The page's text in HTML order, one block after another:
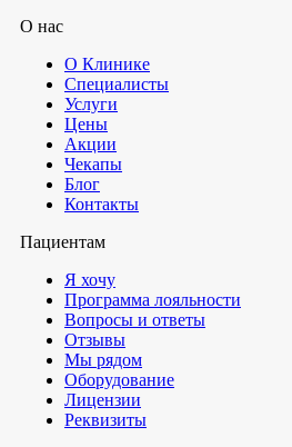
О нас
О Клинике
Специалисты
Услуги
Цены
Акции
Чекапы
Блог
Контакты
Пациентам
Я хочу
Программа лояльности
Вопросы и ответы
Отзывы
Мы рядом
Оборудование
Лицензии
Реквизиты